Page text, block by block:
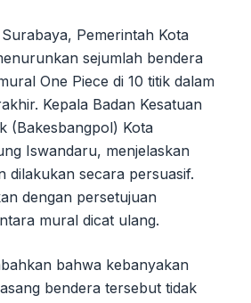
Pemerintah Kota
sejumlah bendera
One Piece di 10 titik dalam
Kepala Badan Kesatuan
(Bakesbangpol) Kota
Iswandaru, menjelaskan
dilakukan secara persuasif.
dengan persetujuan
mural dicat ulang.
bahwa kebanyakan
bendera tersebut tidak